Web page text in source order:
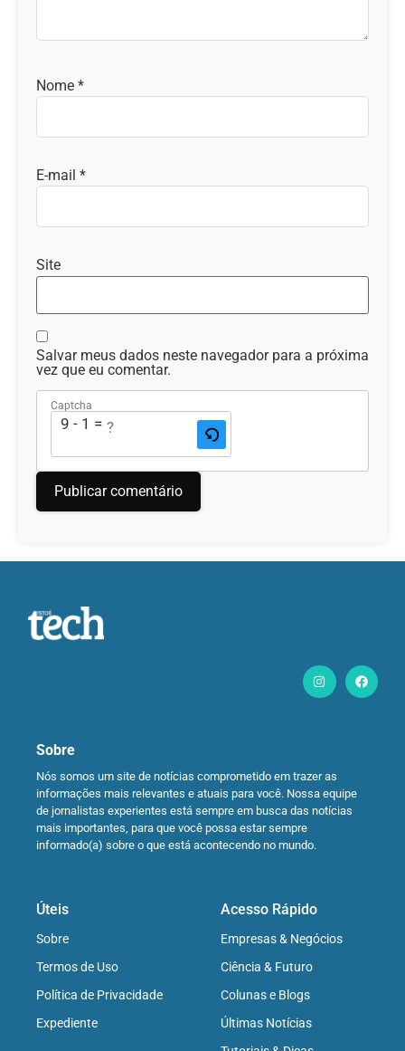
Nome *
E-mail *
Site
Salvar meus dados neste navegador para a próxima
vez que eu comentar.
Captcha
9 - 1 = ?
Sobre
Nós somos um site de notícias comprometido em trazer as
informações mais relevantes e atuais para você. Nossa equipe
de jornalistas experientes está sempre em busca das notícias
mais importantes, para que você possa estar sempre
informado(a) sobre o que está acontecendo no mundo.
Úteis
Sobre
Termos de Uso
Política de Privacidade
Expediente
Acesso Rápido
Empresas & Negócios
Ciência & Futuro
Colunas e Blogs
Últimas Notícias